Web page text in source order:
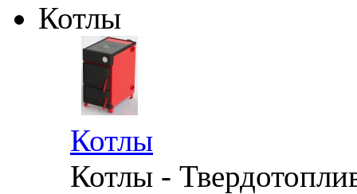
Котлы
Котлы
Котлы -